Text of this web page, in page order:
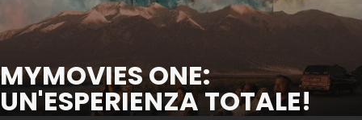
MYMOVIES ONE:
UN'ESPERIENZA TOTALE!